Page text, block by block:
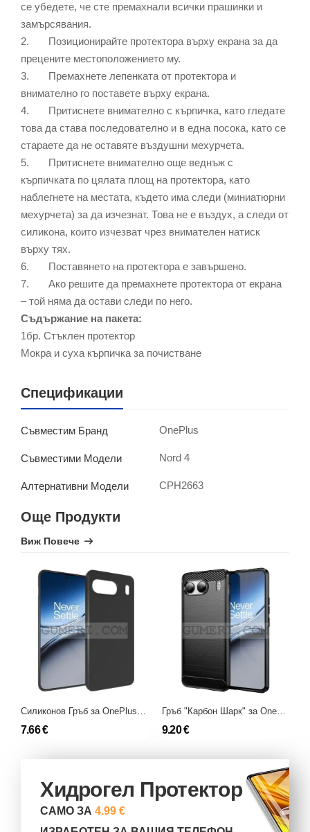
се убедете, че сте премахнали всички прашинки и
замърсявания.
2. Позиционирайте протектора върху екрана за да
прецените местоположението му.
3. Премахнете лепенката от протектора и
внимателно го поставете върху екрана.
4. Притиснете внимателно с кърпичка, като гледате
това да става последователно и в една посока, като се
стараете да не оставяте въздушни мехурчета.
5. Притиснете внимателно още веднъж с
кърпичката по цялата площ на протектора, като
наблегнете на местата, където има следи (миниатюрни
мехурчета) за да изчезнат. Това не е въздух, а следи от
силикона, които изчезват чрез внимателен натиск
върху тях.
6. Поставянето на протектора е завършено.
7. Ако решите да премахнете протектора от екрана
– той няма да остави следи по него.
Съдържание на пакета:
1бр. Стъклен протектор
Мокра и суха кърпичка за почистване
Спецификации
Съвместим Бранд OnePlus
Съвместими Модели Nord 4
Алтернативни Модели CPH2663
Още Продукти
Виж Повече
Силиконов Гръб за OnePlus Nord 4
7.66 €
Гръб "Карбон Шарк" за OnePlus Nord 4
9.20 €
Хидрогел Протектор
САМО ЗА4.99 €